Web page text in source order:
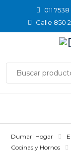
011
Calle 850
Dumari Hogar
Cocinas y Hornos